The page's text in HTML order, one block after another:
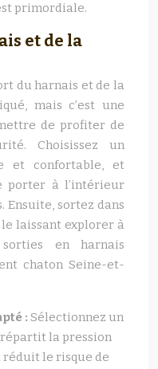
primordiale.
et de la
du harnais et de la
mais c’est une
de profiter de
Choisissez un
et confortable, et
porter à l’intérieur
Ensuite, sortez dans
laissant explorer à
en harnais
chaton Seine-et-
: Sélectionnez un
répartit la pression
réduit le risque de